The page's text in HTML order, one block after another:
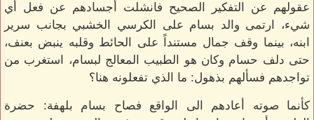
عقولهم عن التفكير الصحيح فانشلت أجسادهم عن فعل أي
شيء، ارتمى والد بسام على الكرسي الخشبي بجانب سرير
ابنه، بينما وقف جمال مستنداً على الحائط وقلبه ينبض بعنف،
حتى دلف حسام وكان هو الطبيب المعالج لبسام، استغرب من
تواجدهم فسألهم بذهول: ما الذي تفعلونه هنا؟
كأنما صوته أعادهم الى الواقع فصاح بسام بلهفة: حضرة